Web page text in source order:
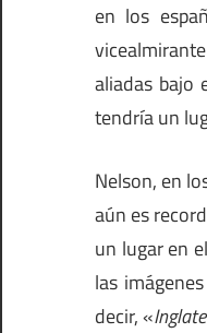
en los
aliadas bajo
tendría un
Nelson, en
aún es
un lugar en
las
decir, «